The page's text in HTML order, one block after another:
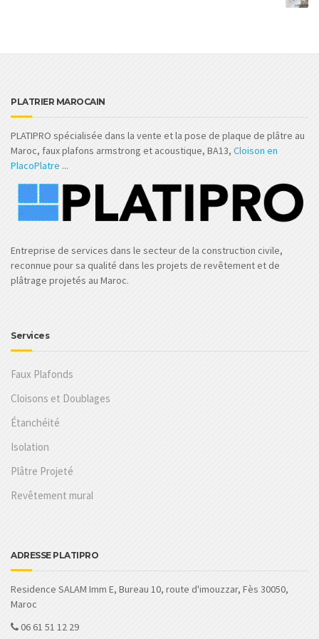
PLATRIER MAROCAIN
PLATIPRO spécialisée dans la vente et la pose de plaque de plâtre au
Maroc, faux plafons armstrong et acoustique, BA13, Cloison en
PlacoPlatre ...
Entreprise de services dans le secteur de la construction civile,
reconnue pour sa qualité dans les projets de revêtement et de
plâtrage projetés au Maroc.
Services
Faux Plafonds
Cloisons et Doublages
Étanchéité
Isolation
Plâtre Projeté
Revêtement mural
ADRESSE PLATIPRO
Residence SALAM Imm E, Bureau 10, route d'imouzzar, Fès 30050,
Maroc
06 61 51 12 29